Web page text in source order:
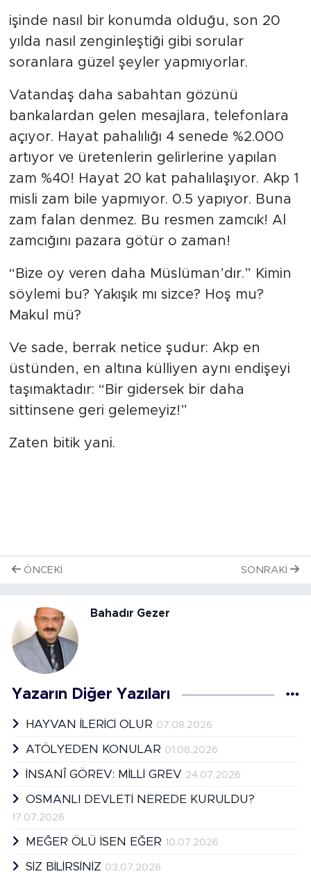
işinde nasıl bir konumda olduğu, son 20
yılda nasıl zenginleştiği gibi sorular
soranlara güzel şeyler yapmıyorlar.
Vatandaş daha sabahtan gözünü
bankalardan gelen mesajlara, telefonlara
açıyor. Hayat pahalılığı 4 senede %2.000
artıyor ve üretenlerin gelirlerine yapılan
zam %40! Hayat 20 kat pahalılaşıyor. Akp 1
misli zam bile yapmıyor. 0.5 yapıyor. Buna
zam falan denmez. Bu resmen zamcık! Al
zamcığını pazara götür o zaman!
“Bize oy veren daha Müslüman’dır.” Kimin
söylemi bu? Yakışık mı sizce? Hoş mu?
Makul mü?
Ve sade, berrak netice şudur: Akp en
üstünden, en altına külliyen aynı endişeyi
taşımaktadır: “Bir gidersek bir daha
sittinsene geri gelemeyiz!”
Zaten bitik yani.
ÖNCEKI SONRAKI
Bahadır Gezer
Yazarın Diğer Yazıları
HAYVAN İLERİCİ OLUR 07.08.2026
ATÖLYEDEN KONULAR 01.08.2026
İNSANÎ GÖREV: MİLLİ GREV 24.07.2026
OSMANLI DEVLETİ NEREDE KURULDU?
17.07.2026
MEĞER ÖLÜ İSEN EĞER 10.07.2026
SİZ BİLİRSİNİZ 03.07.2026